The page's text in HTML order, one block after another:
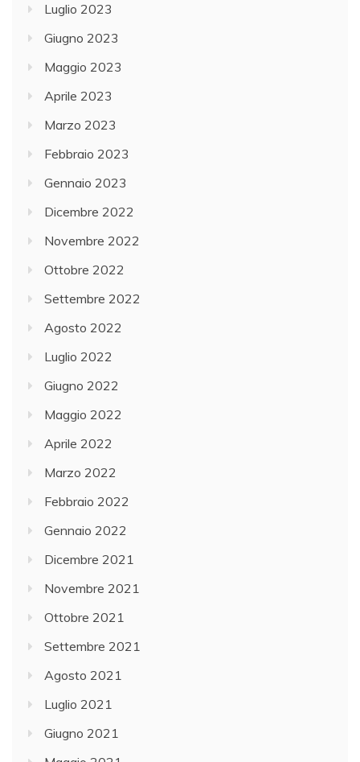
Luglio 2023
Giugno 2023
Maggio 2023
Aprile 2023
Marzo 2023
Febbraio 2023
Gennaio 2023
Dicembre 2022
Novembre 2022
Ottobre 2022
Settembre 2022
Agosto 2022
Luglio 2022
Giugno 2022
Maggio 2022
Aprile 2022
Marzo 2022
Febbraio 2022
Gennaio 2022
Dicembre 2021
Novembre 2021
Ottobre 2021
Settembre 2021
Agosto 2021
Luglio 2021
Giugno 2021